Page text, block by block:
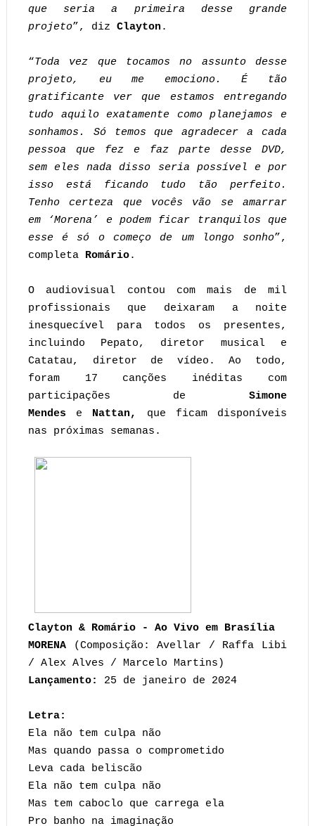
que seria a primeira desse grande
projeto”, diz Clayton.
“Toda vez que tocamos no assunto desse
projeto, eu me emociono. É tão
gratificante ver que estamos entregando
tudo aquilo exatamente como planejamos e
sonhamos. Só temos que agradecer a cada
pessoa que fez e faz parte desse DVD,
sem eles nada disso seria possível e por
isso está ficando tudo tão perfeito.
Tenho certeza que vocês vão se amarrar
em ‘Morena’ e podem ficar tranquilos que
esse é só o começo de um longo sonho”,
completa Romário.
O audiovisual contou com mais de mil
profissionais que deixaram a noite
inesquecível para todos os presentes,
incluindo Pepato, diretor musical e
Catatau, diretor de vídeo. Ao todo,
foram 17 canções inéditas com
participações deSimone
Mendes e Nattan,
que ficam disponíveis
nas próximas semanas.
Clayton & Romário - Ao Vivo em Brasília
MORENA
(Composição: Avellar / Raffa Libi
/ Alex Alves / Marcelo Martins)
Lançamento: 25 de janeiro de 2024
Letra:
Ela não tem culpa não
Mas quando passa o comprometido
Leva cada beliscão
Ela não tem culpa não
Mas tem caboclo que carrega ela
Pro banho na imaginação